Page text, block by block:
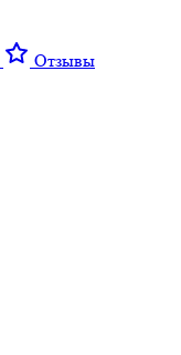
Отзывы